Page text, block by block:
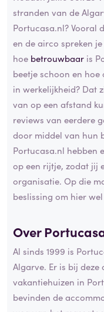
stranden van de
Portucasa.nl? Vooral
en de airco spreken
hoe betrouwbaar is
beetje schoon en
in werkelijkheid? Dat
van op een afstand
reviews van eerdere
door middel van hun
Portucasa.nl hebben
op een rijtje, zodat jij
organisatie. Op die
beslissing om hier
Over
Al sinds 1999 is
Algarve. Er is bij
vakantiehuizen in
bevinden de